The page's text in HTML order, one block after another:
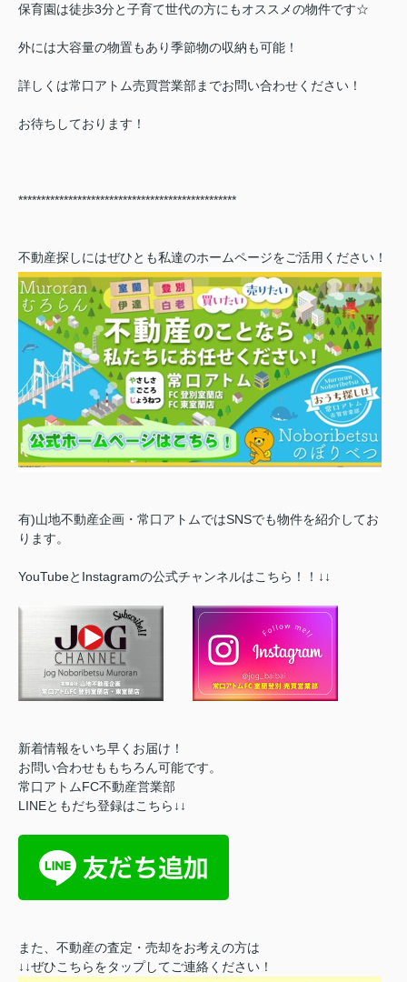
保育園は徒歩3分と子育て世代の方にもオススメの物件です☆
外には大容量の物置もあり季節物の収納も可能！
詳しくは常口アトム売買営業部までお問い合わせください！
お待ちしております！
************************************************
不動産探しにはぜひとも私達のホームページをご活用ください！
有)山地不動産企画・常口アトムではSNSでも物件を紹介してお
ります。
YouTubeとInstagramの公式チャンネルはこちら！！↓↓
新着情報をいち早くお届け！
お問い合わせももちろん可能です。
常口アトムFC不動産営業部
LINEともだち登録はこちら↓↓
また、不動産の査定・売却をお考えの方は
↓↓ぜひこちらをタップしてご連絡ください！